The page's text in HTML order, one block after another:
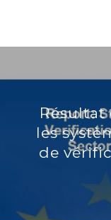
Résultat
les
de